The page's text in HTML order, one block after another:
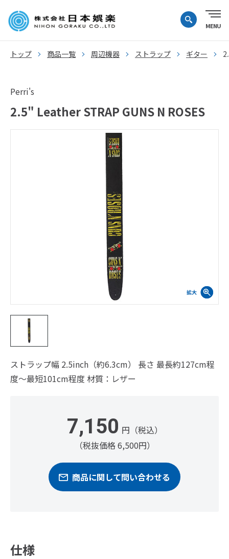
トップ 商品一覧 周辺機器 ストラップ ギター
Perri's
2.5" Leather STRAP GUNS N ROSES
ストラップ幅 2.5inch（約6.3cm） 長さ 最長約127cm程
度～最短101cm程度 材質：レザー
7,150 円（税込）
（税抜価格 6,500円）
商品に関して問い合わせる
仕様